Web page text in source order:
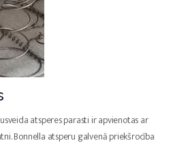
atsperes parasti ir apvienotas ar
Bonnella atsperu galvenā priekšrocība